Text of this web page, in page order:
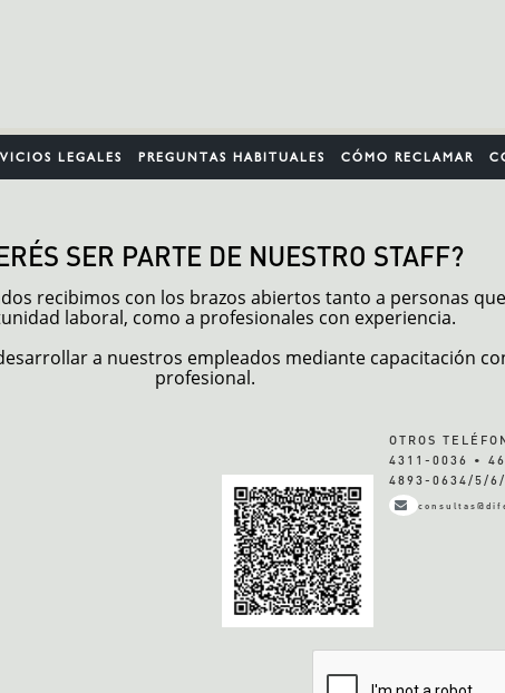
LEGALES PREGUNTAS HABITUALES CÓMO RECLAMAR
SER PARTE DE NUESTRO STAFF?
recibimos con los brazos abiertos tanto a personas
laboral, como a profesionales con experiencia.
a nuestros empleados mediante capacitación
profesional.
OTROS
4311-0036 •
4893-0634/5/